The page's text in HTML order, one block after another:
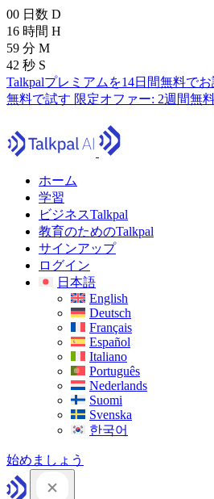
00 日数 D
16 時間 H
59 分 M
40 秒 S
Talkpalプレミアムを14日間無料でお
無料で試す 限定オファー: 2週間無
ホーム
学習
ビジネスTalkpal
教育のためのTalkpal
サインアップ
ログイン
日本語
English
Deutsch
Français
Español
Italiano
Português
Nederlands
Suomi
Svenska
한국어
始めましょう